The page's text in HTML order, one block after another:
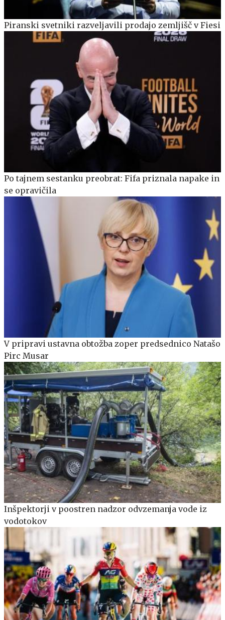
Piranski svetniki razveljavili prodajo zemljišč v Fiesi
Po tajnem sestanku preobrat: Fifa priznala napake in
se opravičila
V pripravi ustavna obtožba zoper predsednico Natašo
Pirc Musar
Inšpektorji v poostren nadzor odvzemanja vode iz
vodotokov